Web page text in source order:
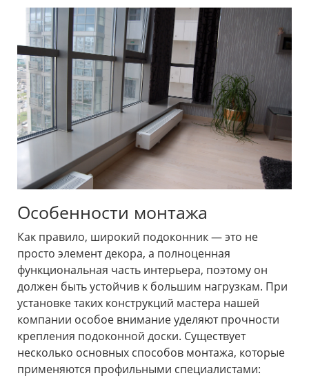
Особенности монтажа
Как правило, широкий подоконник — это не
просто элемент декора, а полноценная
функциональная часть интерьера, поэтому он
должен быть устойчив к большим нагрузкам. При
установке таких конструкций мастера нашей
компании особое внимание уделяют прочности
крепления подоконной доски. Существует
несколько основных способов монтажа, которые
применяются профильными специалистами: